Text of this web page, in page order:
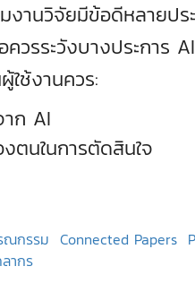
านวิจัยมีข้อดีหลายปร
รระวังบางประการ
ใช้งานควร:
ก AI
ตนในการตัดสินใจ
ณกรรม Connected Papers
ากร